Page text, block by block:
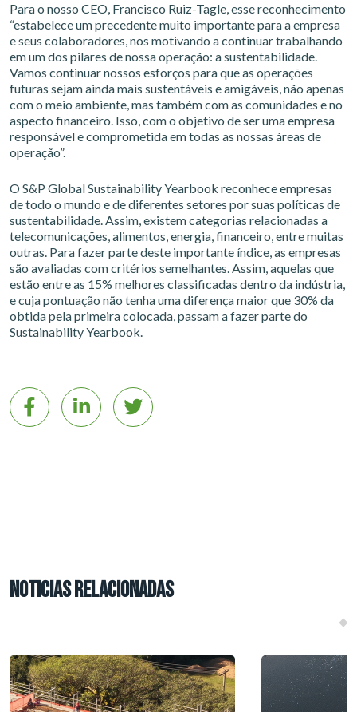
Para o nosso CEO, Francisco Ruiz-Tagle, esse reconhecimento
“estabelece um precedente muito importante para a empresa
e seus colaboradores, nos motivando a continuar trabalhando
em um dos pilares de nossa operação: a sustentabilidade.
Vamos continuar nossos esforços para que as operações
futuras sejam ainda mais sustentáveis e amigáveis, não apenas
com o meio ambiente, mas também com as comunidades e no
aspecto financeiro. Isso, com o objetivo de ser uma empresa
responsável e comprometida em todas as nossas áreas de
operação”.
O S&P Global Sustainability Yearbook reconhece empresas
de todo o mundo e de diferentes setores por suas políticas de
sustentabilidade. Assim, existem categorias relacionadas a
telecomunicações, alimentos, energia, financeiro, entre muitas
outras. Para fazer parte deste importante índice, as empresas
são avaliadas com critérios semelhantes. Assim, aquelas que
estão entre as 15% melhores classificadas dentro da indústria,
e cuja pontuação não tenha uma diferença maior que 30% da
obtida pela primeira colocada, passam a fazer parte do
Sustainability Yearbook.
NOTICIAS RELACIONADAS